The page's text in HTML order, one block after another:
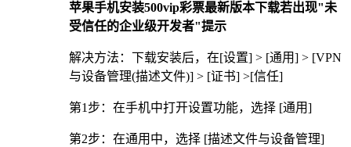
苹果手机安装500vip彩票最新版本下载若出现"未
受信任的企业级开发者"提示
解决方法：下载安装后，在[设置] > [通用] > [VPN
与设备管理(描述文件)] > [证书] >[信任]
第1步：在手机中打开设置功能，选择 [通用]
第2步：在通用中，选择 [描述文件与设备管理]